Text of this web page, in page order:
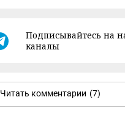
Подписывайтесь на
каналы
Читать комментарии (7)